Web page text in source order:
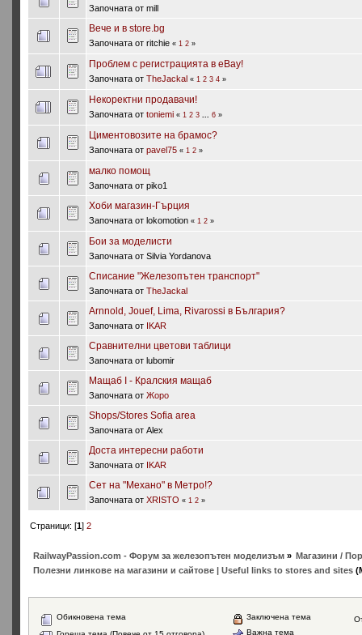
Започната от mill
Вече и в store.bg
Започната от ritchie « 1 2»
Проблем с регистрацията в eBay!
Започната от TheJackal « 1 2 3 4»
Некоректни продавачи!
Започната от toniemi « 1 2 3 6»
Циментовозите на брамос?
Започната от pavel75 « 1 2»
малко помощ
Започната от piko1
Хоби магазин-Гърция
Започната от lokomotion « 1 2»
Бои за моделисти
Започната от Silvia Yordanova
Списание "Железопътен транспорт"
Започната от TheJackal
Arnnold, Jouef, Lima, Rivarossi в България?
Започната от IKAR
Сравнителни цветови таблици
Започната от lubomir
Мащаб I - Кралския мащаб
Започната от Жоро
Shops/Stores Sofia area
Започната от Alex
Доста интересни работи
Започната от IKAR
Сет на "Механо" в Метро!?
Започната от XRISTO « 1 2»
Страници: [1] 2
RailwayPassion.com - Форум за железопътен моделизъм» Магазини /
Полезни линкове на магазини и сайтове | Useful links to stores and sites
Обикновена тема
Заключена тема
Важна тема